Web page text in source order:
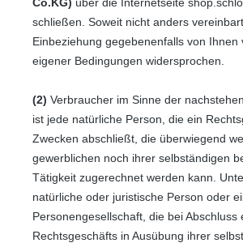
schließen. Soweit nicht anders
Einbeziehung gegebenenfalls von Ihnen
eigener Bedingungen widersprochen.
(2) Verbraucher im Sinne der
ist jede natürliche Person, die ein
Zwecken abschließt, die überwiegend
gewerblichen noch ihrer selbständigen
Tätigkeit zugerechnet werden kann.
natürliche oder juristische Person oder
Personengesellschaft, die bei Abschluss
Rechtsgeschäfts in Ausübung ihrer